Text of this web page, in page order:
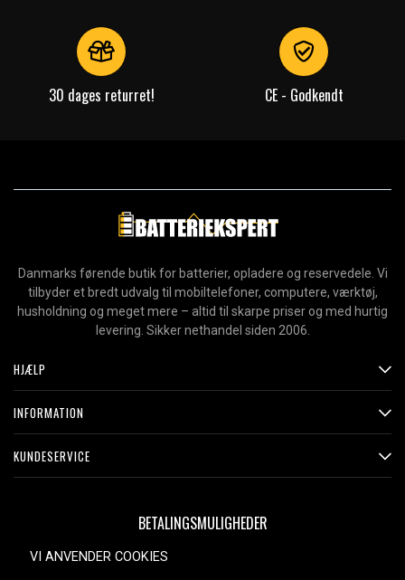
30 dages returret! CE - Godkendt
Danmarks førende butik for batterier, opladere og reservedele. Vi
tilbyder et bredt udvalg til mobiltelefoner, computere, værktøj,
husholdning og meget mere – altid til skarpe priser og med hurtig
levering. Sikker nethandel siden 2006.
HJÆLP
INFORMATION
KUNDESERVICE
BETALINGSMULIGHEDER
VI ANVENDER COOKIES